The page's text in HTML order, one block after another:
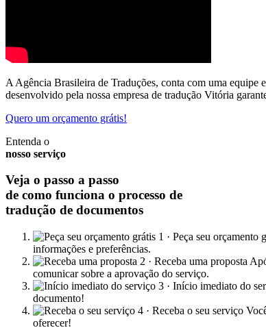
A Agência Brasileira de Traduções, conta com uma equipe
desenvolvido pela nossa empresa de tradução Vitória
Quero um orçamento grátis!
Entenda o
nosso serviço
Veja o passo a passo
de como funciona o processo de
tradução de documentos
1 · Peça seu orçamento
informações e preferências.
2 · Receba uma proposta
comunicar sobre a aprovação do serviço.
3 · Início imediato do
documento!
4 · Receba o seu serviço
oferecer!